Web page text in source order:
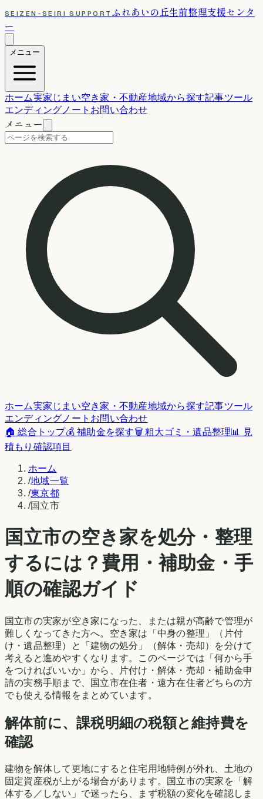
SEIZEN-SEIRI SUPPORT ふれあいの丘生前整理支援センタ
ー
メニュー
ホーム実家じまい空き家・不動産地域から探す記事ツール
エンディングノート お問い合わせ
メニュー
ホーム実家じまい空き家・不動産地域から探す記事ツール
エンディングノート お問い合わせ
🏠 総合トップ💰 補助金を探す🗑️ 粗大ゴミ・遺品整理📊 見
積もり確認項目
ホーム
/地域一覧
/東京都
/国立市
国立市の空き家を処分・整理
するには？費用・補助金・手
順の確認ガイド
国立市の実家が空き家になった、または親が高齢で管理が
難しくなってきた方へ。空き家は「中身の整理」（片付
け・遺品整理）と「建物の処分」（解体・売却）を分けて
考えると進めやすくなります。このページでは「何から手
をつければいいか」から、片付け・解体・売却・補助金申
請の実務手順まで、
国立市在住者・遠方在住者どちらの方
でも使える情報をまとめています。
解体前に、課税明細の税額と維持費を
確認
建物を解体して更地にすると住宅用地特例が外れ、土地の
固定資産税が上がる場合があります。
国立市の実家を「解
体する／しない」で迷ったら、まず税額の変化を確認しま